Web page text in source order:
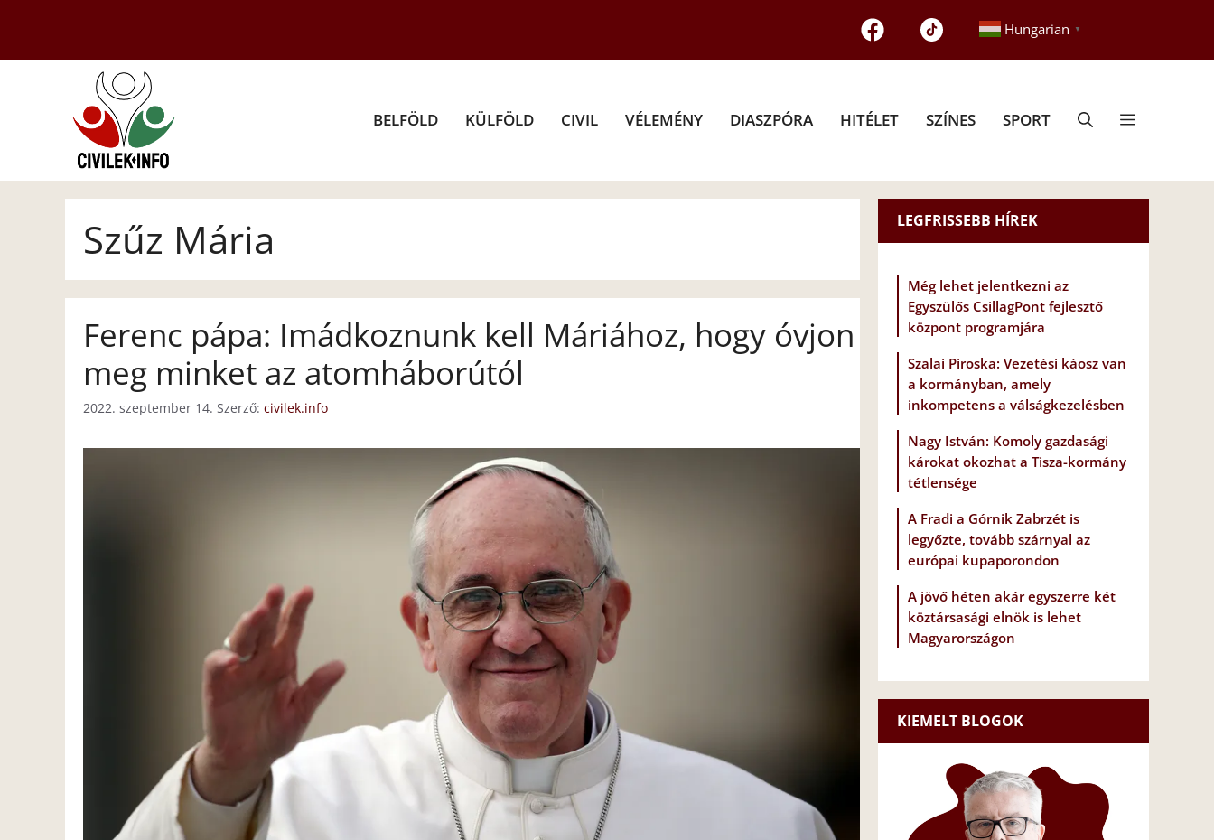
tartalomba
Hungarian ▼
BELFÖLD KÜLFÖLD CIVIL VÉLEMÉNY DIASZPÓRA HITÉLET SZÍNES SPORT
Szűz Mária
Ferenc pápa: Imádkoznunk kell Máriához, hogy óvjon
meg minket az atomháborútól
2022. szeptember 14. Szerző: civilek.info
LEGFRISSEBB HÍREK
Még lehet jelentkezni az
Egyszülős CsillagPont fejlesztő
központ programjára
Szalai Piroska: Vezetési káosz van
a kormányban, amely
inkompetens a válságkezelésben
Nagy István: Komoly gazdasági
károkat okozhat a Tisza-kormány
tétlensége
A Fradi a Górnik Zabrzét is
legyőzte, tovább szárnyal az
európai kupaporondon
A jövő héten akár egyszerre két
köztársasági elnök is lehet
Magyarországon
KIEMELT BLOGOK